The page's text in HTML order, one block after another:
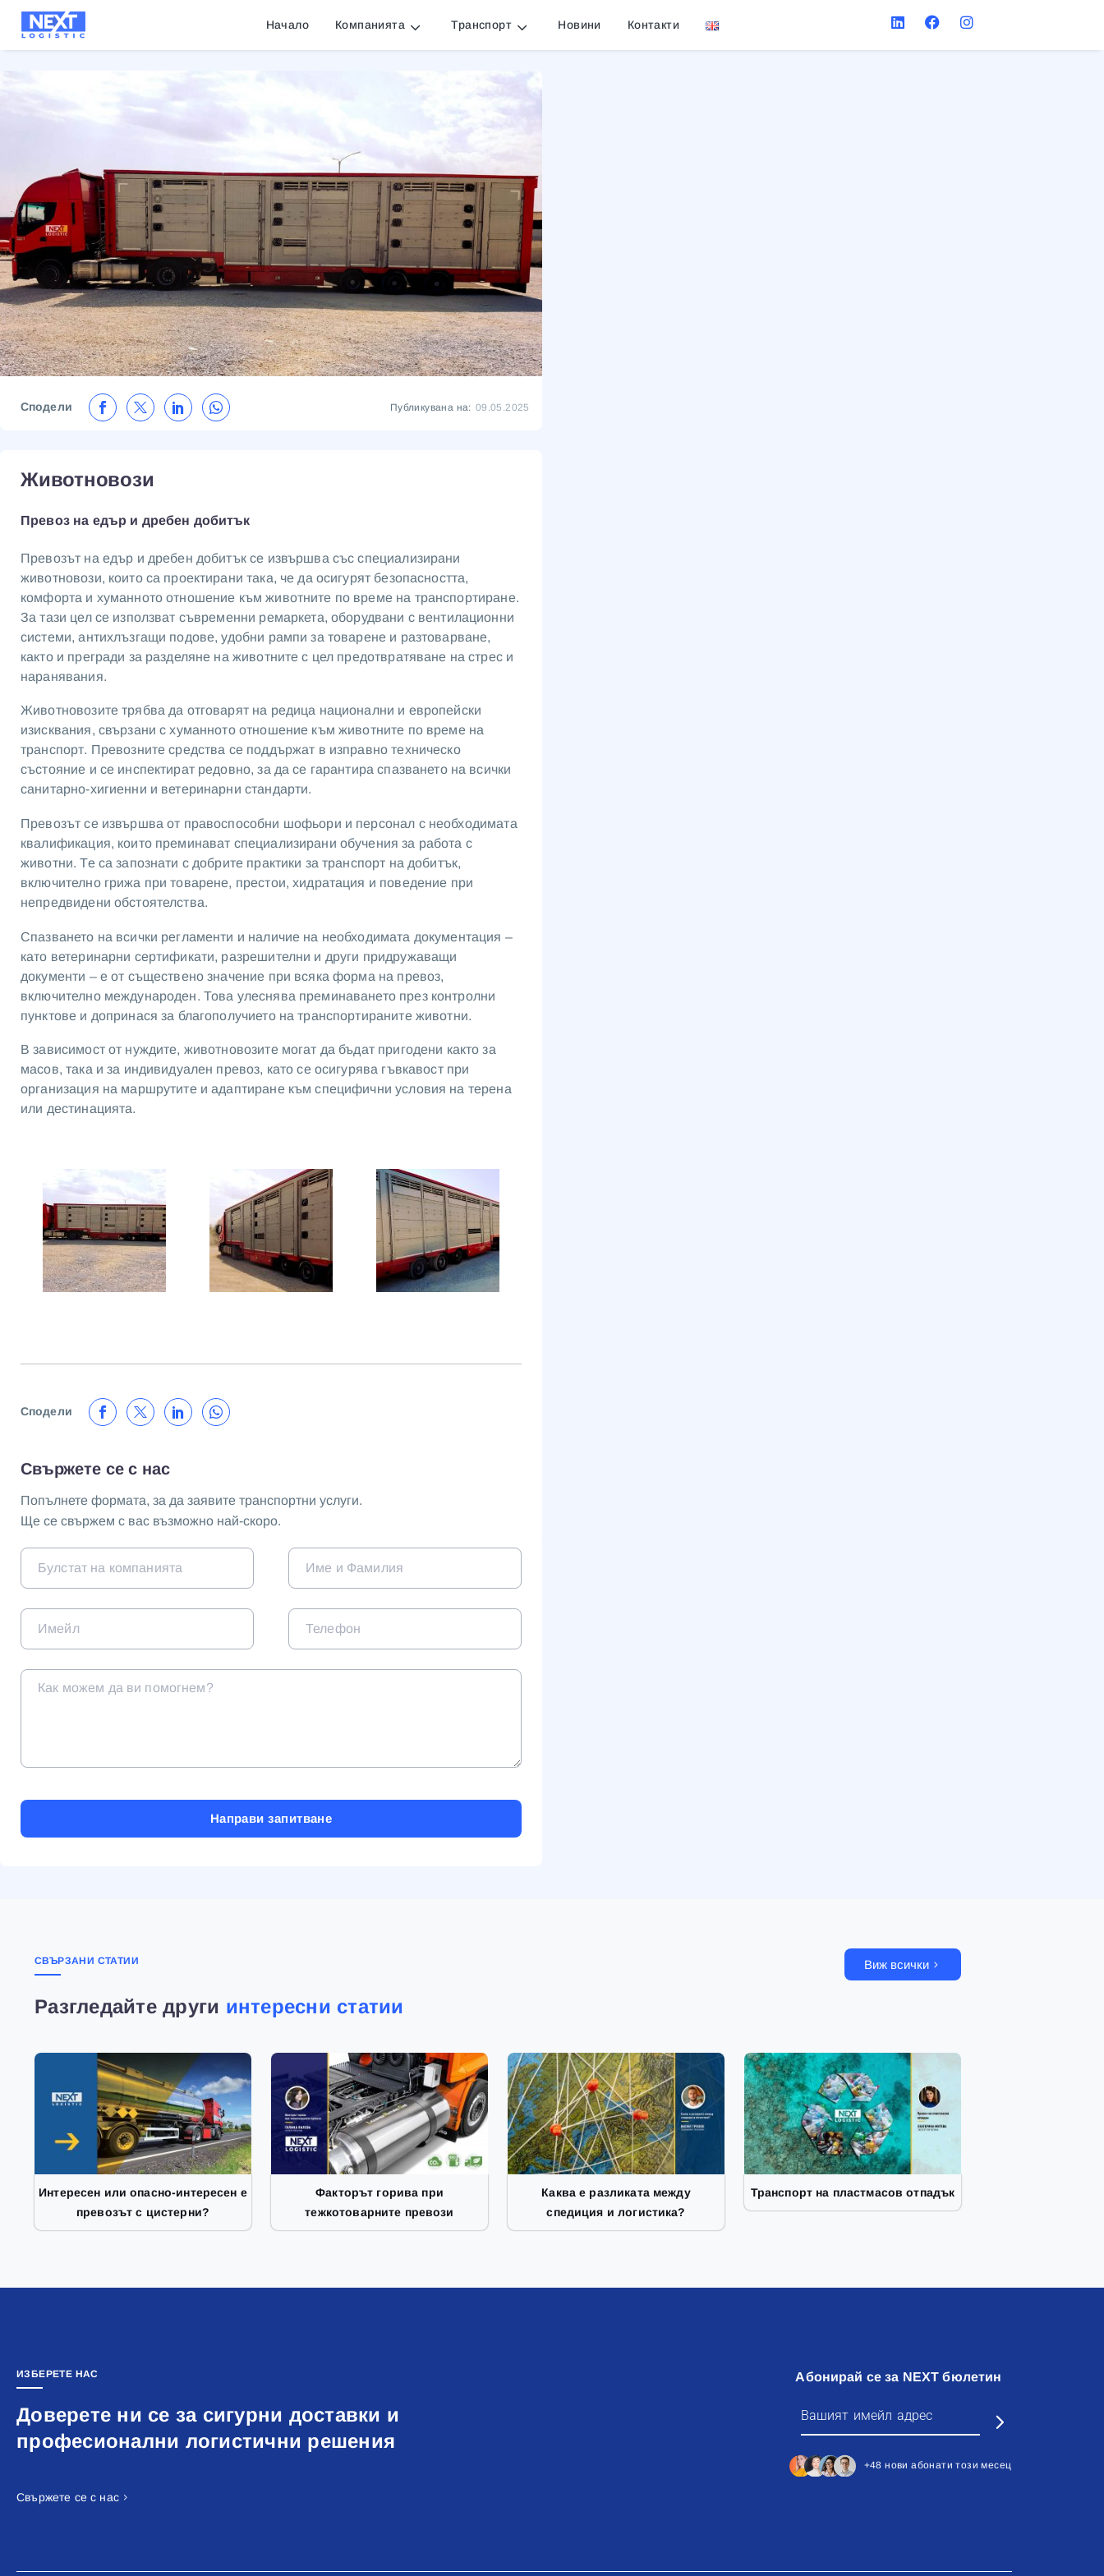
Начало Компанията Транспорт Новини Контакти
Сподели Публикувана на: 09.05.2025
Животновози
Превоз на едър и дребен добитък
Превозът на едър и дребен добитък се извършва със специализирани
животновози, които са проектирани така, че да осигурят безопасността,
комфорта и хуманното отношение към животните по време на транспортиране.
За тази цел се използват съвременни ремаркета, оборудвани с вентилационни
системи, антихлъзгащи подове, удобни рампи за товарене и разтоварване,
както и прегради за разделяне на животните с цел предотвратяване на стрес и
наранявания.
Животновозите трябва да отговарят на редица национални и европейски
изисквания, свързани с хуманното отношение към животните по време на
транспорт. Превозните средства се поддържат в изправно техническо
състояние и се инспектират редовно, за да се гарантира спазването на всички
санитарно-хигиенни и ветеринарни стандарти.
Превозът се извършва от правоспособни шофьори и персонал с необходимата
квалификация, които преминават специализирани обучения за работа с
животни. Те са запознати с добрите практики за транспорт на добитък,
включително грижа при товарене, престои, хидратация и поведение при
непредвидени обстоятелства.
Спазването на всички регламенти и наличие на необходимата документация –
като ветеринарни сертификати, разрешителни и други придружаващи
документи – е от съществено значение при всяка форма на превоз,
включително международен. Това улеснява преминаването през контролни
пунктове и допринася за благополучието на транспортираните животни.
В зависимост от нуждите, животновозите могат да бъдат пригодени както за
масов, така и за индивидуален превоз, като се осигурява гъвкавост при
организация на маршрутите и адаптиране към специфични условия на терена
или дестинацията.
Сподели
Свържете се с нас
Попълнете формата, за да заявите транспортни услуги.
Ще се свържем с вас възможно най-скоро.
СВЪРЗАНИ СТАТИИ
Разгледайте други интересни статии
Виж всички
Интересен или опасно-интересен е
превозът с цистерни?
Факторът горива при
тежкотоварните превози
Каква е разликата между
спедиция и логистика?
Транспорт на пластмасов отпадък
ИЗБЕРЕТЕ НАС
Доверете ни се за сигурни доставки и
професионални логистични решения
Свържете се с нас
Абонирай се за NEXT бюлетин
+48 нови абонати този месец